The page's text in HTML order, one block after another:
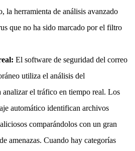
la herramienta de análisis avanzado
que no ha sido marcado por el filtro
El software de seguridad del correo
utiliza el análisis del
analizar el tráfico en tiempo real. Los
automático identifican archivos
comparándolos con un gran
amenazas. Cuando hay categorías